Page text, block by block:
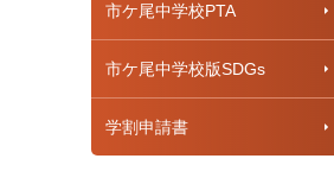
市ケ尾中学校PTA
市ケ尾中学校版SDGs
学割申請書